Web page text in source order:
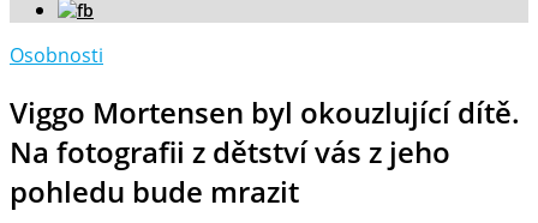
Osobnosti
Viggo Mortensen byl okouzlující dítě.
Na fotografii z dětství vás z jeho
pohledu bude mrazit